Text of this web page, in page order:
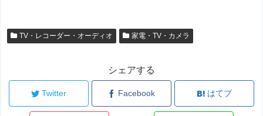
TV・レコーダー・オーディオ 家電・TV・カメラ
シェアする
Twitter Facebook はてブ